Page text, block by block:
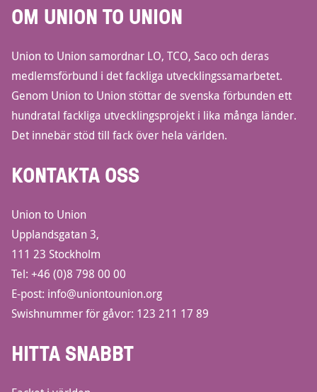
OM UNION TO UNION
Union to Union samordnar LO, TCO, Saco och deras
medlemsförbund i det fackliga utvecklingssamarbetet.
Genom Union to Union stöttar de svenska förbunden ett
hundratal fackliga utvecklingsprojekt i lika många länder.
Det innebär stöd till fack över hela världen.
KONTAKTA OSS
Union to Union
Upplandsgatan 3,
111 23 Stockholm
Tel: +46 (0)8 798 00 00
E-post: info@uniontounion.org
Swishnummer för gåvor: 123 211 17 89
HITTA SNABBT